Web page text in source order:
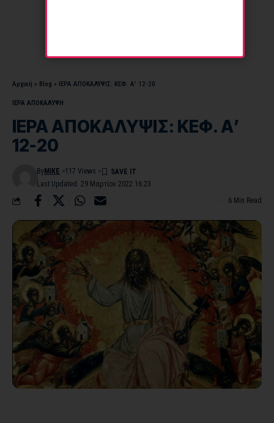
Αρχική » Blog » ΙΕΡΑ ΑΠΟΚΑΛΥΨΙΣ: ΚΕΦ. Α’ 12-20
ΙΕΡΑ ΑΠΟΚΑΛΥΨΗ
ΙΕΡΑ ΑΠΟΚΑΛΥΨΙΣ: ΚΕΦ. Α’
12-20
Last Updated: 29 Μαρτίου 2022 16:23
By MIKE 117 Views
6 Min Read